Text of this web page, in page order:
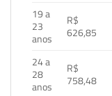
19 a
23
anos
R$
626,85
24 a
28
anos
R$
758,48